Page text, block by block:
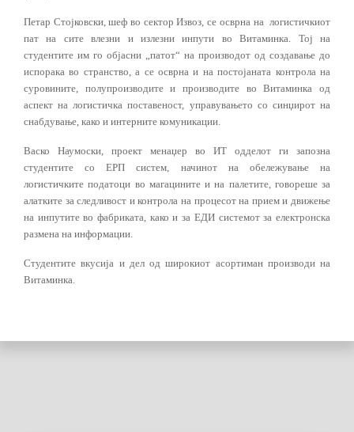
Петар Стојковски, шеф во сектор Извоз, се осврна на логистичкиот
пат на сите влезни и излезни инпути во Витаминка. Тој на
студентите им го објасни „патот“ на производот од создавање до
испорака во странство, а се осврна и на постојаната контрола на
суровините, полупроизводите и производите во Витаминка од
аспект на логистичка поставеност, управувањето со синџирот на
снабдување, како и интерните комуникации.
Васко Наумоски, проект менаџер во ИТ одделот ги запозна
студентите со ЕРП систем, начинот на обележување на
логистичките податоци во магацините и на палетите, говореше за
алатките за следливост и контрола на процесот на прием и движење
на инпутите во фабриката, како и за ЕДИ системот за електронска
размена на информации.
Студентите вкусија и дел од широкиот асортиман производи на
Витаминка.